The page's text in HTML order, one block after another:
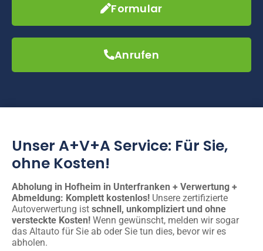
Formular
Anrufen
Unser A+V+A Service: Für Sie,
ohne Kosten!
Abholung in Hofheim in Unterfranken + Verwertung +
Abmeldung: Komplett kostenlos! Unsere zertifizierte
Autoverwertung ist schnell, unkompliziert und ohne
versteckte Kosten! Wenn gewünscht, melden wir sogar
das Altauto für Sie ab oder Sie tun dies, bevor wir es
abholen.